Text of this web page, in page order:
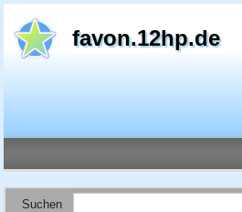
favon.12hp.de
Suchen